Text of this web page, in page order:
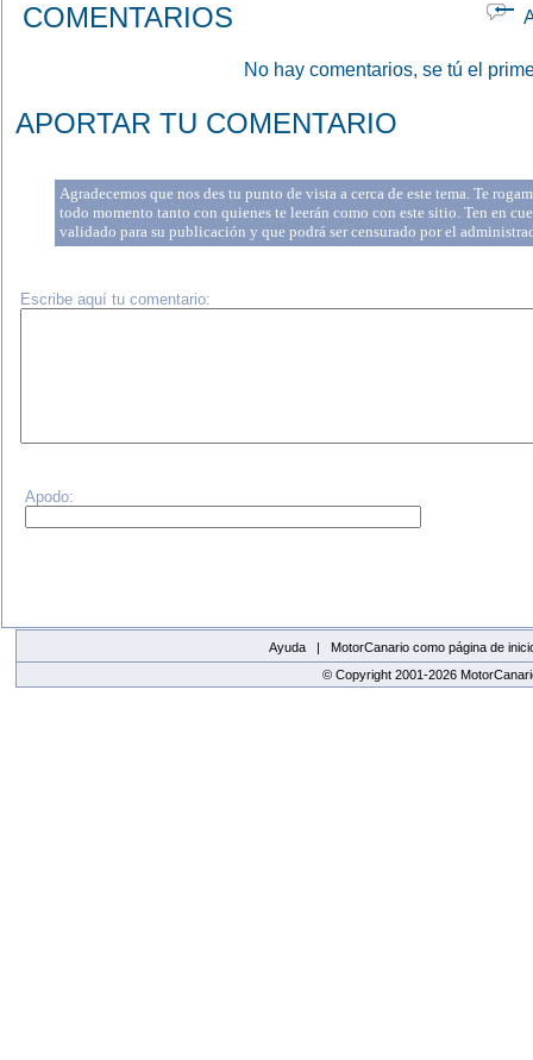
COMENTARIOS
No hay comentarios, se tú el
APORTAR TU COMENTARIO
Agradecemos que nos des tu punto de vista a cerca de este tema. Te
todo momento tanto con quienes te leerán como con este sitio. Ten en
validado para su publicación y que podrá ser censurado por el
Escribe aquí tu comentario:
Apodo:
Ayuda |
MotorCanario como página de
© Copyright 2001-2026